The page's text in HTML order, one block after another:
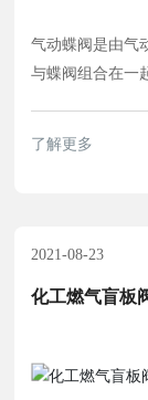
气动蝶阀是由气
与蝶阀组合在一
了解更多
2021-08-23
化工燃气盲板